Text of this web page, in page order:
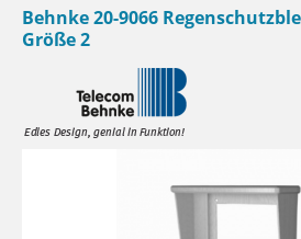
Behnke 20-9066
Größe 2